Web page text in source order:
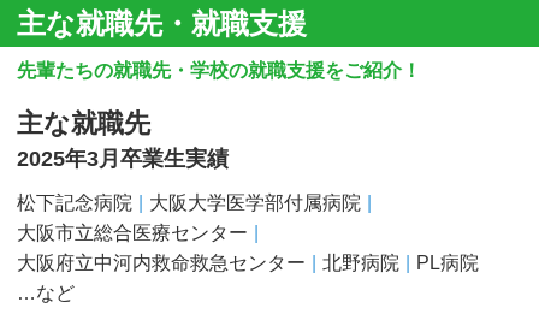
主な就職先・就職支援
先輩たちの就職先・学校の就職支援をご紹介！
主な就職先
2025年3月卒業生実績
松下記念病院
大阪大学医学部付属病院
大阪市立総合医療センター
大阪府立中河内救命救急センター
北野病院
PL病院
…など